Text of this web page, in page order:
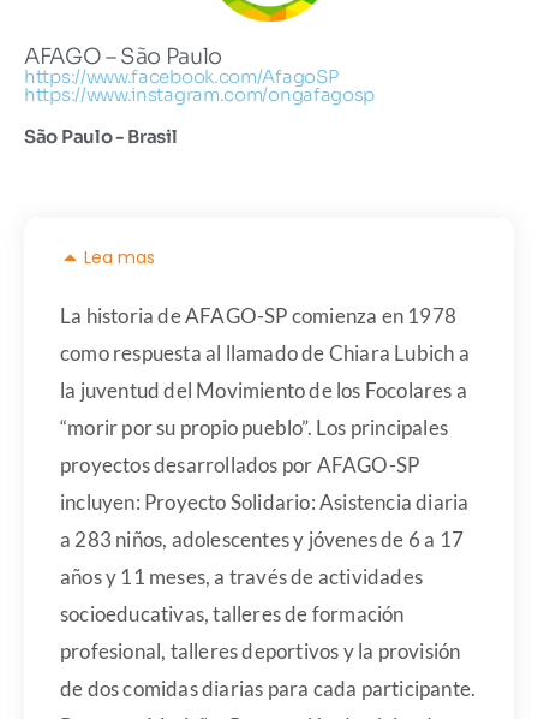
AFAGO – São Paulo
https://www.facebook.com/AfagoSP
https://www.instagram.com/ongafagosp
São Paulo - Brasil
Lea mas
La historia de AFAGO-SP comienza en 1978
como respuesta al llamado de Chiara Lubich a
la juventud del Movimiento de los Focolares a
“morir por su propio pueblo”. Los principales
proyectos desarrollados por AFAGO-SP
incluyen: Proyecto Solidario: Asistencia diaria
a 283 niños, adolescentes y jóvenes de 6 a 17
años y 11 meses, a través de actividades
socioeducativas, talleres de formación
profesional, talleres deportivos y la provisión
de dos comidas diarias para cada participante.